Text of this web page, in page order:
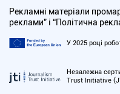
Рекламні матеріали
реклами” і “Політична
У 2025 році
Незалежна
Trust Initiative